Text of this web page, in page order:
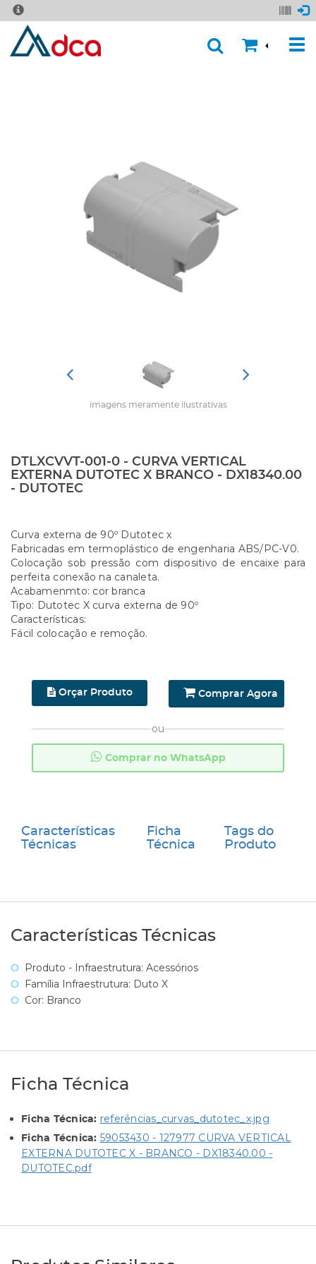
imagens meramente ilustrativas
DTLXCVVT-001-0 - CURVA VERTICAL
EXTERNA DUTOTEC X BRANCO - DX18340.00
- DUTOTEC
Curva externa de 90º Dutotec x
Fabricadas em termoplástico de engenharia ABS/PC-V0.
Colocação sob pressão com dispositivo de encaixe para
perfeita conexão na canaleta.
Acabamenmto: cor branca
Tipo: Dutotec X curva externa de 90º
Características:
Fácil colocação e remoção.
Orçar Produto Comprar Agora
ou
Comprar no WhatsApp
Características
Técnicas
Ficha
Técnica
Tags do
Produto
Características Técnicas
Produto - Infraestrutura: Acessórios
Família Infraestrutura: Duto X
Cor: Branco
Ficha Técnica
Ficha Técnica: referências_curvas_dutotec_x.jpg
Ficha Técnica: 59053430 - 127977 CURVA VERTICAL
EXTERNA DUTOTEC X - BRANCO - DX18340.00 -
DUTOTEC.pdf